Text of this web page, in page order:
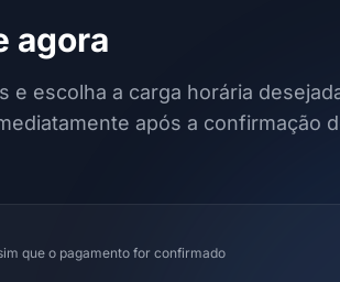
agora
e escolha a carga horária
após a confirmação
que o pagamento for confirmado